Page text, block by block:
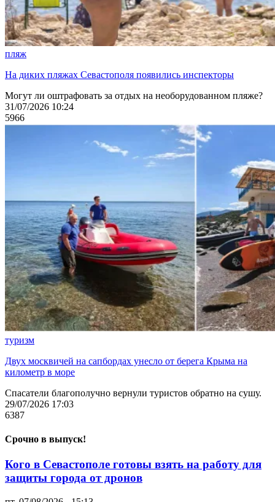
пляж
На диких пляжах Севастополя появились инспекторы
Могут ли оштрафовать за отдых на необорудованном пляже?
31/07/2026 10:24
5966
туризм
Двух москвичей на сапбордах унесло от берега Крыма на
километр в море
Спасатели благополучно вернули туристов обратно на сушу.
29/07/2026 17:03
6387
Срочно в выпуск!
Кого в Севастополе готовы взять на работу для
защиты города от дронов